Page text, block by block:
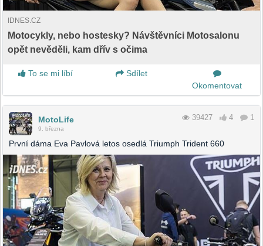
IDNES.CZ
Motocykly, nebo hostesky? Návštěvníci Motosalonu
opět nevěděli, kam dřív s očima
To se mi líbí
Sdílet
Okomentovat
MotoLife
9. března
39427 4 1
První dáma Eva Pavlová letos osedlá Triumph Trident 660